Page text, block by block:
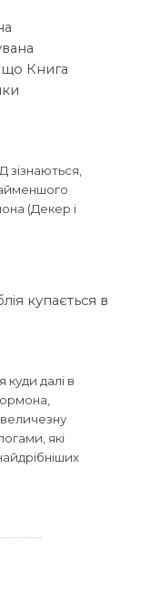
Книга
(Декер і
купається в
куди далі в
величезну
які